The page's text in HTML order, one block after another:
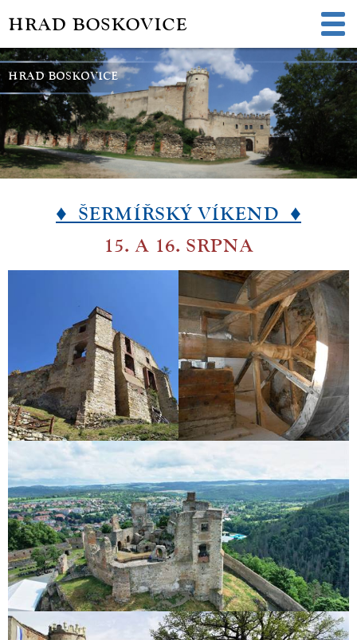
HRAD BOSKOVICE
HRAD BOSKOVICE
♦ ŠERMÍŘSKÝ VÍKEND ♦
15. A 16. SRPNA